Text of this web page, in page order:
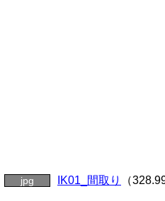
jpg IK01_間取り （